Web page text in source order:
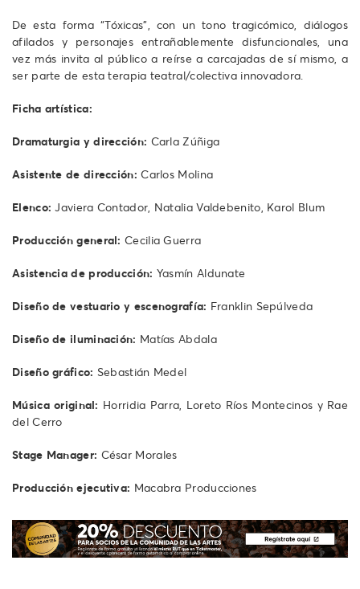
De esta forma “Tóxicas”, con un tono tragicómico, diálogos
afilados y personajes entrañablemente disfuncionales, una
vez más invita al público a reírse a carcajadas de sí mismo, a
ser parte de esta terapia teatral/colectiva innovadora.
Ficha artística:
Dramaturgia y dirección: Carla Zúñiga
Asistente de dirección: Carlos Molina
Elenco: Javiera Contador, Natalia Valdebenito, Karol Blum
Producción general: Cecilia Guerra
Asistencia de producción: Yasmín Aldunate
Diseño de vestuario y escenografía: Franklin Sepúlveda
Diseño de iluminación: Matías Abdala
Diseño gráfico: Sebastián Medel
Música original: Horridia Parra, Loreto Ríos Montecinos y Rae
del Cerro
Stage Manager: César Morales
Producción ejecutiva: Macabra Producciones